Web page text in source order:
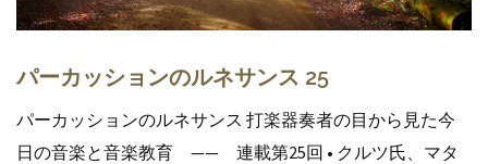
パーカッションのルネサンス 25
パーカッションのルネサンス 打楽器奏者の目から見た今
日の音楽と音楽教育 —— 連載第25回 • クルツ氏、マタ